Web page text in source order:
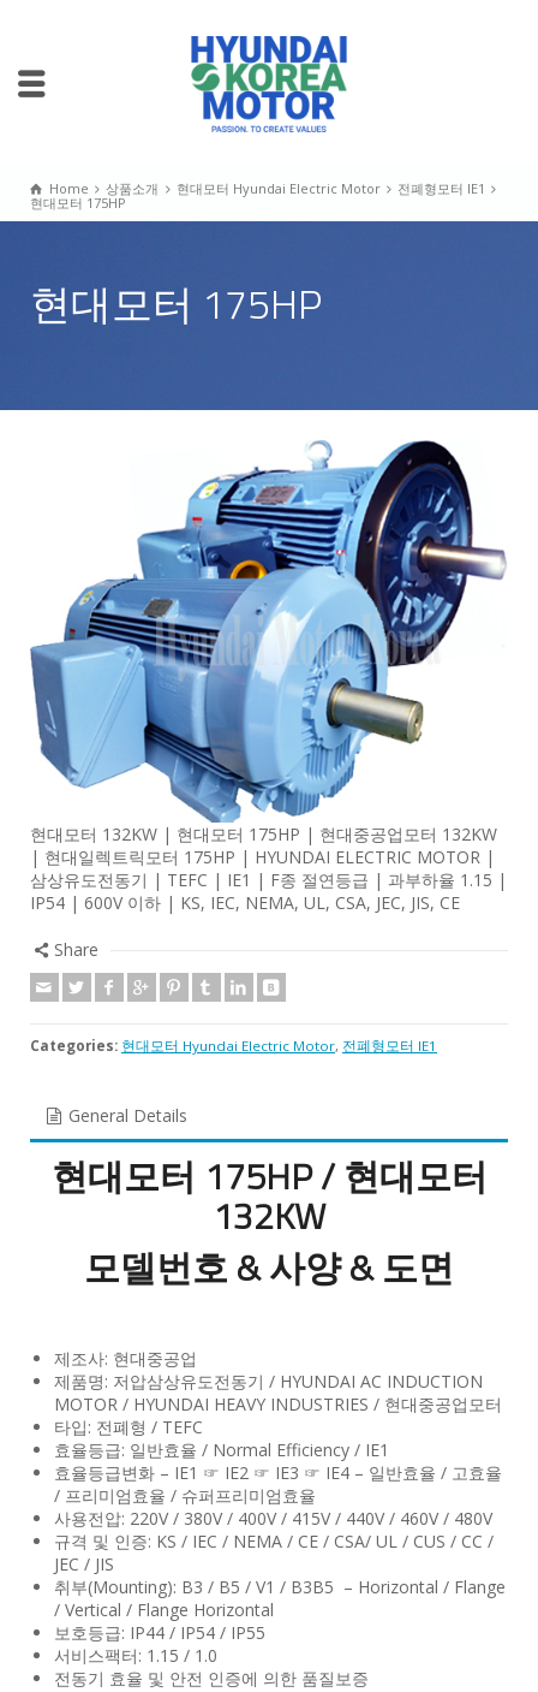
Home 상품소개 현대모터 Hyundai Electric Motor
전폐형모터 IE1
현대모터 175HP
현대모터 175HP
현대모터 132KW | 현대모터 175HP | 현대중공업모터 132KW
| 현대일렉트릭모터 175HP | HYUNDAI ELECTRIC MOTOR |
삼상유도전동기 | TEFC | IE1 | F종 절연등급 | 과부하율 1.15 |
IP54 | 600V 이하 | KS, IEC, NEMA, UL, CSA, JEC, JIS, CE
Share
Categories: 현대모터 Hyundai Electric Motor, 전폐형모터 IE1
General Details
현대모터 175HP /현대모터
132KW
모델번호 & 사양 & 도면
제조사: 현대중공업
제품명: 저압삼상유도전동기 / HYUNDAI AC INDUCTION
MOTOR / HYUNDAI HEAVY INDUSTRIES / 현대중공업모터
타입: 전폐형 / TEFC
효율등급: 일반효율 / Normal Efficiency / IE1
효율등급변화 – IE1 ☞ IE2 ☞ IE3 ☞ IE4 – 일반효율 / 고효율
/ 프리미엄효율 / 슈퍼프리미엄효율
사용전압: 220V / 380V / 400V / 415V / 440V / 460V / 480V
규격 및 인증: KS / IEC / NEMA / CE / CSA/ UL / CUS / CC /
JEC / JIS
취부(Mounting): B3 / B5 / V1 / B3B5 – Horizontal / Flange
/ Vertical / Flange Horizontal
보호등급: IP44 / IP54 / IP55
서비스팩터: 1.15 / 1.0
전동기 효율 및 안전 인증에 의한 품질보증